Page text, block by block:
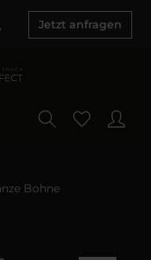
Jetzt anfragen
Bohne